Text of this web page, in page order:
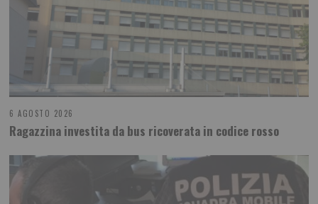
6 AGOSTO 2026
Ragazzina investita da bus ricoverata in codice rosso